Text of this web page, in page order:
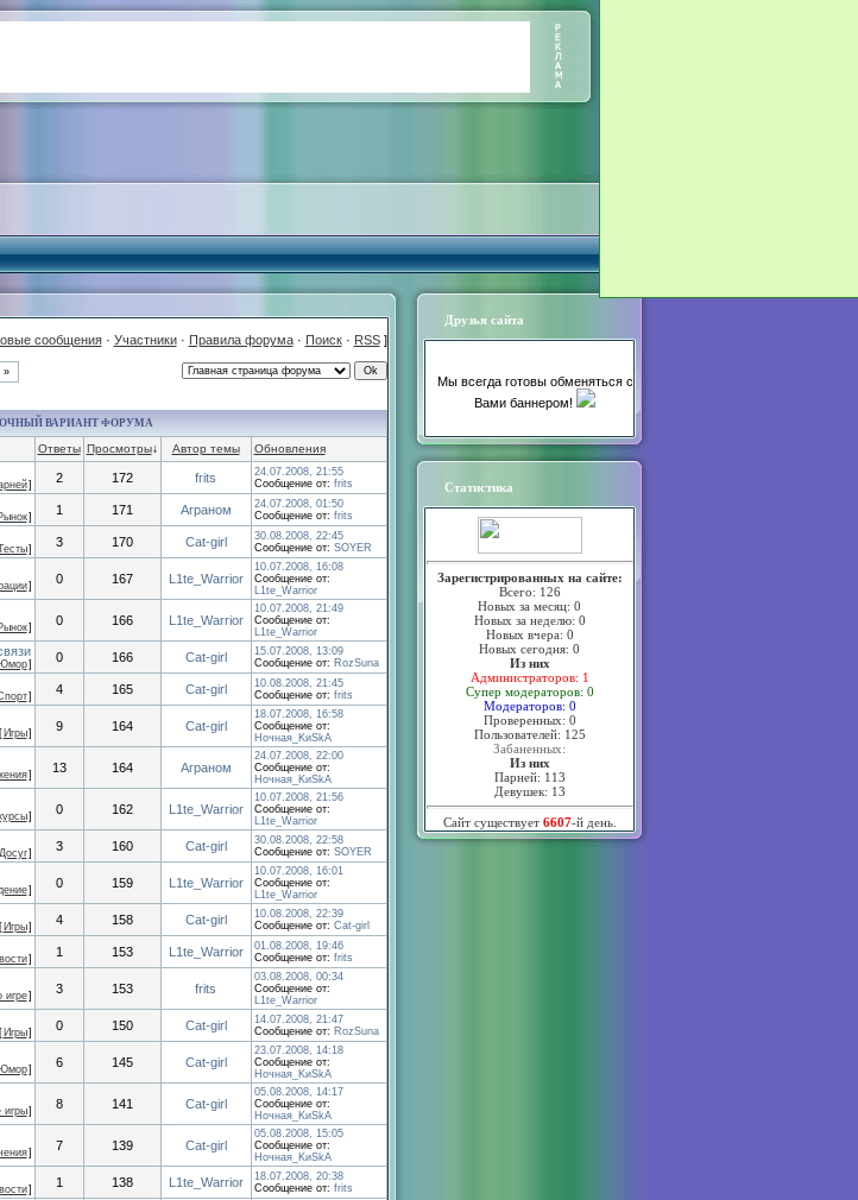
сообщения· Участники· Правила форума· Поиск· RSS]
»
ВАРИАНТ ФОРУМА
Ответы Просмотры↓ Автор темы Обновления
] 2 172 frits
24.07.2008, 21:55
Сообщение от: frits
] 1 171 Аграном
24.07.2008, 01:50
Сообщение от: frits
] 3 170 Cat-girl
30.08.2008, 22:45
Сообщение от: SOYER
] 0 167 L1te_Warrior
10.07.2008, 16:08
Сообщение от:
L1te_Warrior
] 0 166 L1te_Warrior
10.07.2008, 21:49
Сообщение от:
L1te_Warrior
Юмор] 0 166 Cat-girl
15.07.2008, 13:09
Сообщение от: RozSuna
] 4 165 Cat-girl
10.08.2008, 21:45
Сообщение от: frits
[ Игры] 9 164 Cat-girl
18.07.2008, 16:58
Сообщение от:
Ночная_KиSkА
] 13 164 Аграном
24.07.2008, 22:00
Сообщение от:
Ночная_KиSkА
] 0 162 L1te_Warrior
10.07.2008, 21:56
Сообщение от:
L1te_Warrior
Досуг] 3 160 Cat-girl
30.08.2008, 22:58
Сообщение от: SOYER
] 0 159 L1te_Warrior
10.07.2008, 16:01
Сообщение от:
L1te_Warrior
[ Игры] 4 158 Cat-girl
10.08.2008, 22:39
Сообщение от: Cat-girl
] 1 153 L1te_Warrior
01.08.2008, 19:46
Сообщение от: frits
игре] 3 153 frits
03.08.2008, 00:34
Сообщение от:
L1te_Warrior
[ Игры] 0 150 Cat-girl
14.07.2008, 21:47
Сообщение от: RozSuna
Юмор] 6 145 Cat-girl
23.07.2008, 14:18
Сообщение от:
Ночная_KиSkА
игры] 8 141 Cat-girl
05.08.2008, 14:17
Сообщение от:
Ночная_KиSkА
] 7 139 Cat-girl
05.08.2008, 15:05
Сообщение от:
Ночная_KиSkА
] 1 138 L1te_Warrior
18.07.2008, 20:38
Сообщение от: frits
Друзья сайта
Мы всегда готовы обменяться с
Вами баннером!
Статистика
Зарегистрированных на сайте:
Всего: 126
Новых за месяц: 0
Новых за неделю: 0
Новых вчера: 0
Новых сегодня: 0
Из них
Администраторов: 1
Супер модераторов: 0
Модераторов: 0
Проверенных: 0
Пользователей: 125
Забаненных:
Из них
Парней: 113
Девушек: 13
Сайт существует 6607-й день.